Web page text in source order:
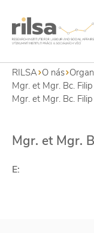
RILSA O nás
Mgr. et Mgr. Bc.
Mgr. et Mgr. Bc.
Mgr. et Mgr.
E: